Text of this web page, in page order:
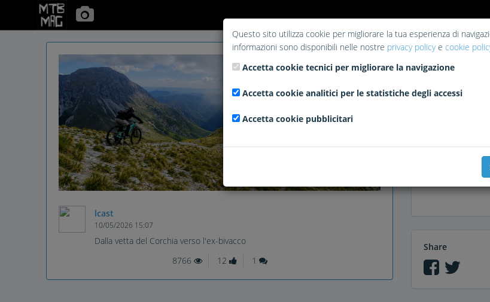
lcast
10/05/2026 15:07
Dalla vetta del Corchia verso l'ex-bivacco
8766
12 1
Carlino
Comments
Non
Share
Questo sito utilizza cookie per migliorare la tua esperienza di
informazioni sono disponibili nelle nostre privacy policye cookie
Accetta cookie tecnici per migliorare la navigazione
Accetta cookie analitici per le statistiche degli accessi
Accetta cookie pubblicitari